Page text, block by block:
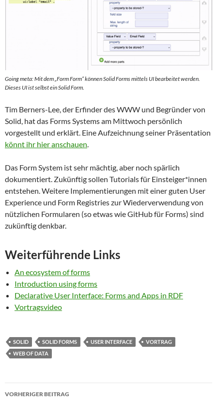
Going meta: Mit dem „Form Form“ können Solid Forms mittels UI bearbeitet werden.
Dieses UI ist selbst ein Solid Form.
Tim Berners-Lee, der Erfinder des WWW und Begründer von
Solid, hat das Forms Systems am Mittwoch persönlich
vorgestellt und erklärt. Eine Aufzeichnung seiner Präsentation
könnt ihr hier anschauen
Das Form System ist sehr mächtig, aber noch spärlich
dokumentiert. Zukünftig sollen Tutorials für Einsteiger*innen
entstehen. Weitere Implementierungen mit einer guten User
Experience und Form Registries zur Wiederverwendung von
nützlichen Formularen (so etwas wie GitHub für Forms) sind
zukünftig denkbar.
Weiterführende Links
An ecosystem of forms
Introduction using forms
Declarative User Interface: Forms and Apps in RDF
Vortragsvideo
SOLID SOLID FORMS USER INTERFACE
VORTRAG
WEB OF DATA
Beitragsnavigation
VORHERIGER BEITRAG